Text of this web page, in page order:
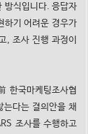
방식입니다. 응답자
하기 어려운 경우가
, 조사 진행 과정이
한국마케팅조사협
다는 결의안을 채
조사를 수행하고